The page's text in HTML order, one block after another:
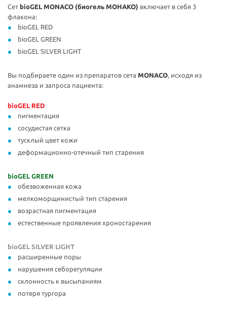
Сет bioGEL MONACO (биогель МОНАКО) включает в себя 3
флакона:
bioGEL RED
bioGEL GREEN
bioGEL SILVER LIGHT
Вы подбираете один из препаратов сета MONACO, исходя из
анамнеза и запроса пациента:
bioGEL RED
пигментация
сосудистая сетка
тусклый цвет кожи
деформационно-отечный тип старения
bioGEL GREEN
обезвоженная кожа
мелкоморщинистый тип старения
возрастная пигментация
естественные проявления хроностарения
bioGEL SILVER LIGHT
расширенные поры
нарушения себорегуляции
склонность к высыпаниям
потеря тургора